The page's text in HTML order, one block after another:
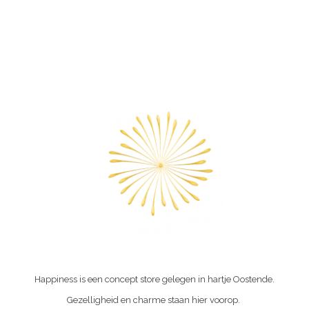
Happiness is een concept store gelegen in hartje Oostende.
Gezelligheid en charme staan hier voorop.